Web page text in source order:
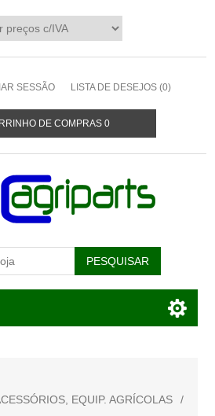
SESSÃO LISTA DE DESEJOS (0)
DE COMPRAS 0
EQUIP. AGRÍCOLAS
/